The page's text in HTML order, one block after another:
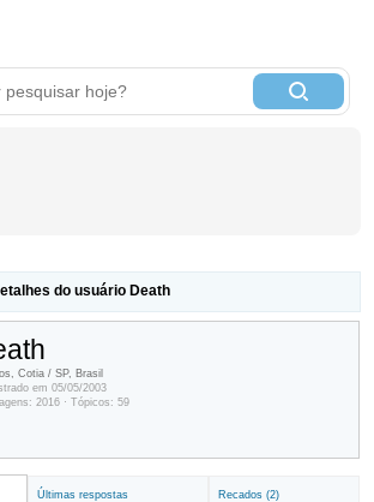
do usuário Death
Cotia / SP, Brasil
em 05/05/2003
2016 · Tópicos: 59
Últimas respostas Recados (2)